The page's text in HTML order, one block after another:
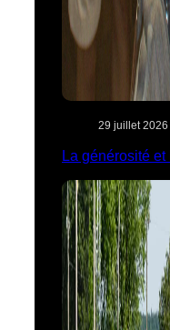
29 juillet 2026
La générosité